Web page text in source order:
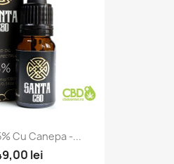
Cu Canepa -...
lei